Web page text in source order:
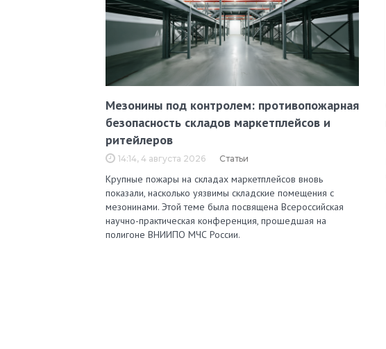
Мезонины под контролем: противопожарная
безопасность складов маркетплейсов и
ритейлеров
14:14, 4 августа 2026 Статьи
Крупные пожары на складах маркетплейсов вновь
показали, насколько уязвимы складские помещения с
мезонинами. Этой теме была посвящена Всероссийская
научно-практическая конференция, прошедшая на
полигоне ВНИИПО МЧС России.